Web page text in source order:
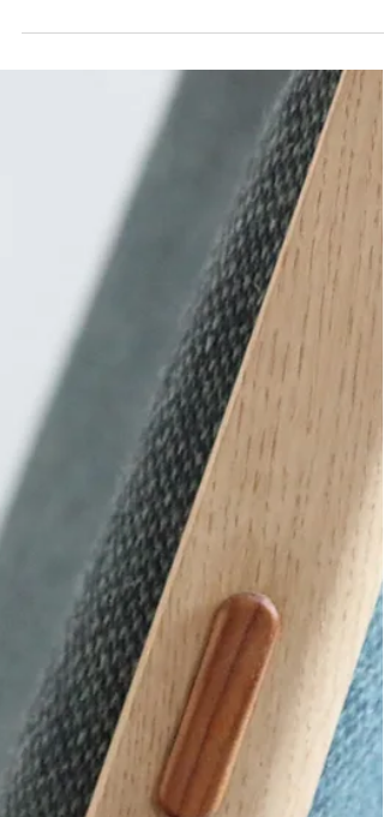
ソファ・イージーチェア
ウェグナーのフォールディングチェア
PP512 Folding Chairフォールディング チェアは
ザ・チェアと同じ1949年にデザインされ、コペン
ハーゲンの工芸博物館で開催されたキャビネット
メーカーズギルド (家具職人組合による展覧会) で
発表されました。 ウェグナーの他の作品にもみら
れる座の延長が後ろ脚となる構造は、背と座の角
度が大きくなり安楽性を高めています。座り心地
の良さはもちろんのこと、壁にかけた姿は唯一無
二の存在感。折りたたみの仕組みやフックの形状
も、家具職人でもあるウェグナーならではのデザ
インです。 入荷から8ケ月ほど経過 (2025.5) 木
と籐の組み合わせ、その経年していく姿がとても
楽しみです。 デンマークオーダー品のため、納期
にお時間を頂戴します。 詳細はお問合せくださ
い。 ご購入後のメンテナンス、籐の張替えも承っ
ております。 PPモブラー 工房見学 こちらの記事
もぜひご覧ください #ウェグナーチェア #PPモブ
ラー お電話でも承ります。 027-310-5387 Hans J.
Wegner (1914 - 2007)...